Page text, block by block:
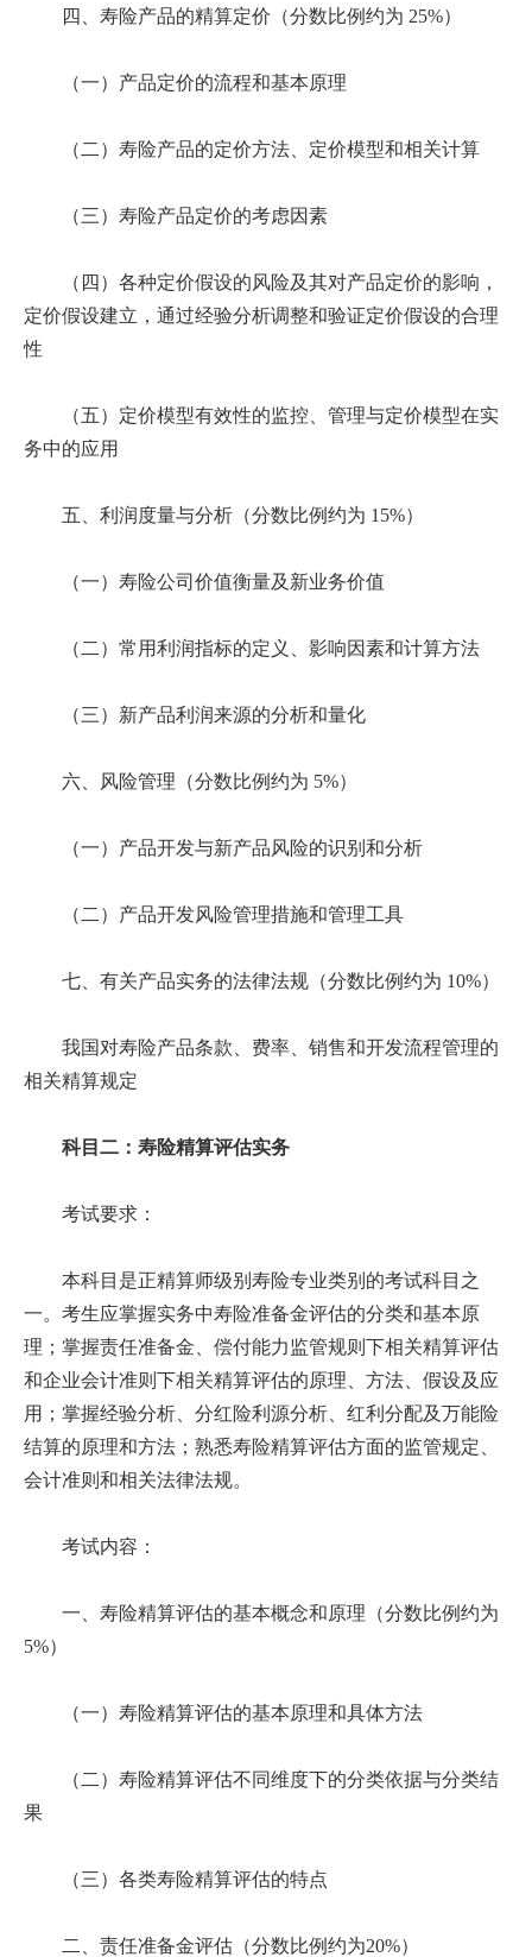
四、寿险产品的精算定价（分数比例约为 25%）
（一）产品定价的流程和基本原理
（二）寿险产品的定价方法、定价模型和相关计算
（三）寿险产品定价的考虑因素
（四）各种定价假设的风险及其对产品定价的影响，
定价假设建立，通过经验分析调整和验证定价假设的合理
性
（五）定价模型有效性的监控、管理与定价模型在实
务中的应用
五、利润度量与分析（分数比例约为 15%）
（一）寿险公司价值衡量及新业务价值
（二）常用利润指标的定义、影响因素和计算方法
（三）新产品利润来源的分析和量化
六、风险管理（分数比例约为 5%）
（一）产品开发与新产品风险的识别和分析
（二）产品开发风险管理措施和管理工具
七、有关产品实务的法律法规（分数比例约为 10%）
我国对寿险产品条款、费率、销售和开发流程管理的
相关精算规定
科目二：寿险精算评估实务
考试要求：
本科目是正精算师级别寿险专业类别的考试科目之
一。考生应掌握实务中寿险准备金评估的分类和基本原
理；掌握责任准备金、偿付能力监管规则下相关精算评估
和企业会计准则下相关精算评估的原理、方法、假设及应
用；掌握经验分析、分红险利源分析、红利分配及万能险
结算的原理和方法；熟悉寿险精算评估方面的监管规定、
会计准则和相关法律法规。
考试内容：
一、寿险精算评估的基本概念和原理（分数比例约为
5%）
（一）寿险精算评估的基本原理和具体方法
（二）寿险精算评估不同维度下的分类依据与分类结
果
（三）各类寿险精算评估的特点
二、责任准备金评估（分数比例约为20%）